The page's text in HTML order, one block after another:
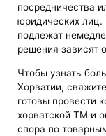
посредничества
юридических
подлежат
решения зависят
Чтобы узнать
Хорватии,
готовы провести
хорватской ТМ и
спора по